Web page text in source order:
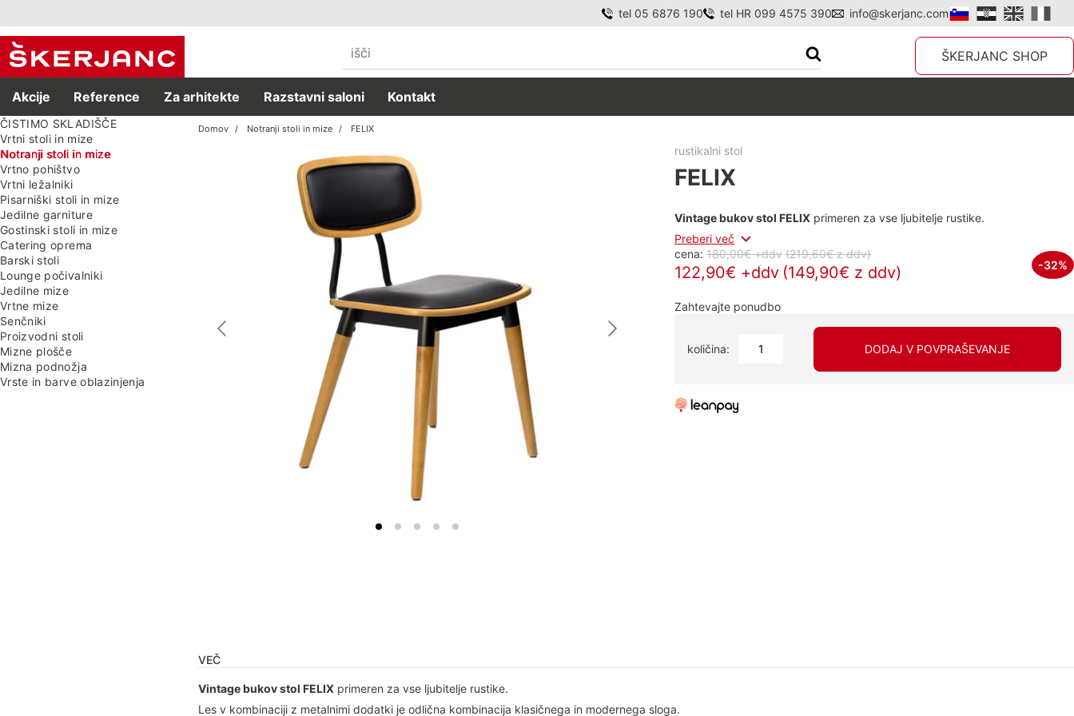
tel 05 6876 190 tel HR 099 4575 390 info@skerjanc.com
ŠKERJANC SHOP
Akcije Reference Za arhitekte Razstavni saloni Kontakt
ČISTIMO SKLADIŠČE
Vrtni stoli in mize
Notranji stoli in mize
Vrtno pohištvo
Vrtni ležalniki
Pisarniški stoli in mize
Jedilne garniture
Gostinski stoli in mize
Catering oprema
Barski stoli
Lounge počivalniki
Jedilne mize
Vrtne mize
Senčniki
Proizvodni stoli
Mizne plošče
Mizna podnožja
Vrste in barve oblazinjenja
Domov Notranji stoli in mize FELIX
rustikalni stol
FELIX
Vintage bukov stol FELIX primeren za vse ljubitelje rustike.
Preberi več
cena: 180,00€ +ddv (219,60€z ddv)
122,90€ +ddv (149,90€ z ddv) -32%
Zahtevajte ponudbo
količina: DODAJ V POVPRAŠEVANJE
VEČ
Vintage bukov stol FELIX primeren za vse ljubitelje rustike.
Les v kombinaciji z metalnimi dodatki je odlična kombinacija klasičnega in modernega sloga.